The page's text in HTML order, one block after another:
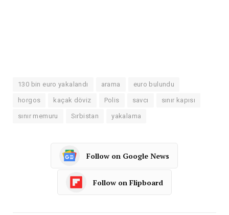
130 bin euro yakalandı arama euro bulundu
horgos kaçak döviz Polis savcı sınır kapısı
sınır memuru Sırbistan yakalama
Follow on Google News
Follow on Flipboard